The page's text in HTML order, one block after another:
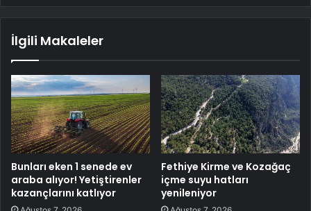
İlgili Makaleler
Bunları eken 1 senede ev
araba alıyor! Yetiştirenler
kazançlarını katlıyor
Fethiye Kirme ve Kozağaç
içme suyu hatları
yenileniyor